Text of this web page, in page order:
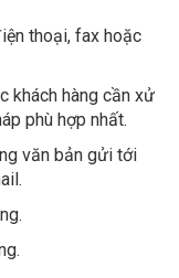
hàng cần xử
văn bản gửi tới
toán theo Hóa
khoản.